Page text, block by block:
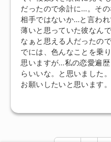
だったので余計に…。そ
相手ではないか…と言わ
薄いと思っていた彼なん
なぁと思える人だったの
でには、色んなことを乗
思いますが…私の恋愛遍
らいいな。と思いました
お願いしたいと思います